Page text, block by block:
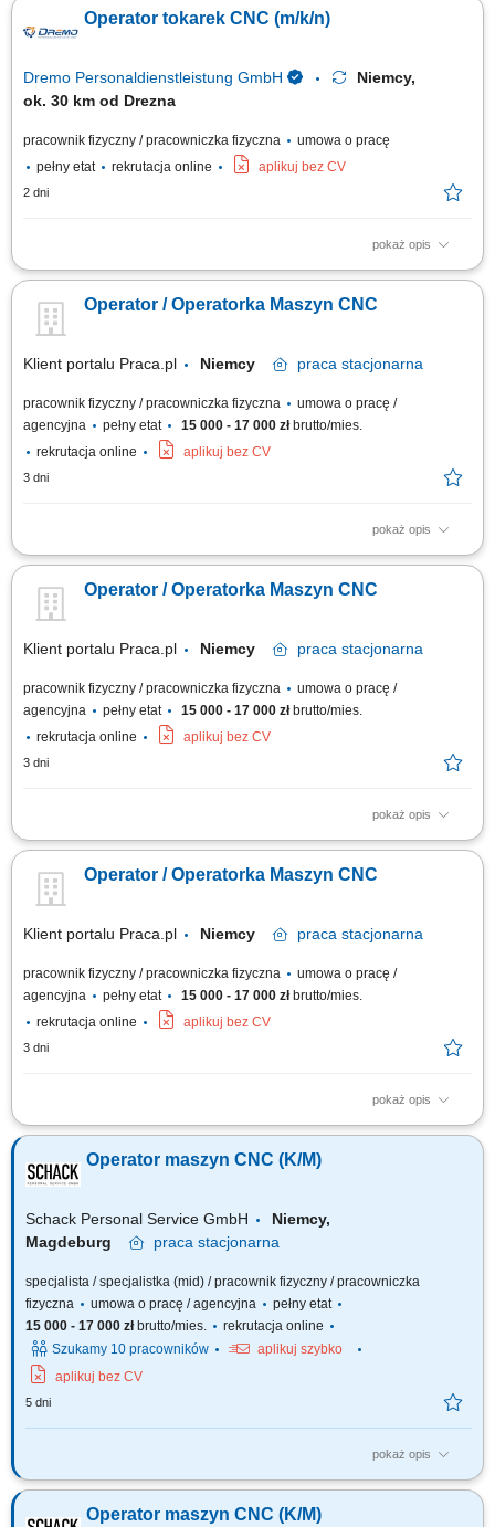
umiejętności w obsłudze i ustawianiu urządzeń CNC oraz chcą pracować
w nowoczesnym, dobrze wyposażonym środowisku produkcyjnym.
Operator tokarek CNC (m/k/n)
Dremo Personaldienstleistung GmbH
Niemcy,
ok. 30 km od Drezna
pracownik fizyczny / pracowniczka fizyczna
umowa o pracę
pełny etat
rekrutacja online aplikuj bez CV
2 dni
pokaż opis
Obowiązki: Obsługa 3- i 5-osiowych centrów obróbczych oraz tokarek
przebiegu programów oraz wprowadzanie ewentualnych modyfikacji;
Samodzielne przygotowanie narzędzi, w tym pomiary na urządzeniach do
Operator / Operatorka Maszyn CNC
Klient portalu Praca.pl Niemcy praca stacjonarna
pracownik fizyczny / pracowniczka fizyczna
umowa o pracę /
agencyjna
pełny etat 15 000 - 17 000 złbrutto/mies.
rekrutacja online
aplikuj bez CV
3 dni
pokaż opis
Samodzielna obsługa tokarek i frezarek CNC. Ustawianie parametrów
wykonywanych elementów zgodnie z rysunkiem technicznym.
Wprowadzanie bieżących korekt oraz wykonywanie podstawowej
Operator / Operatorka Maszyn CNC
Klient portalu Praca.pl Niemcy praca stacjonarna
pracownik fizyczny / pracowniczka fizyczna
umowa o pracę /
agencyjna
pełny etat 15 000 - 17 000 złbrutto/mies.
rekrutacja online
aplikuj bez CV
3 dni
pokaż opis
Samodzielna obsługa tokarek i frezarek CNC. Ustawianie parametrów
wykonywanych elementów zgodnie z rysunkiem technicznym.
Wprowadzanie bieżących korekt oraz wykonywanie podstawowej
Operator / Operatorka Maszyn CNC
Klient portalu Praca.pl Niemcy praca stacjonarna
pracownik fizyczny / pracowniczka fizyczna
umowa o pracę /
agencyjna
pełny etat 15 000 - 17 000 złbrutto/mies.
rekrutacja online
aplikuj bez CV
3 dni
pokaż opis
Samodzielna obsługa tokarek i frezarek CNC. Ustawianie parametrów
wykonywanych elementów zgodnie z rysunkiem technicznym.
Wprowadzanie bieżących korekt oraz wykonywanie podstawowej
Operator maszyn CNC (K/M)
Schack Personal Service GmbH
Niemcy,
Magdeburg
praca stacjonarna
specjalista / specjalistka (mid) / pracownik fizyczny / pracowniczka
fizyczna
umowa o pracę / agencyjna
pełny etat
15 000 - 17 000 złbrutto/mies.
rekrutacja online
Szukamy 10 pracowników
aplikuj szybko
aplikuj bez CV
5 dni
pokaż opis
Opis stanowiska: Samodzielna obsługa i nadzór nad pracą maszyn CNC
procesu produkcji. Kontrola jakości wykonanych elementów zgodnie z
Operator maszyn CNC (K/M)